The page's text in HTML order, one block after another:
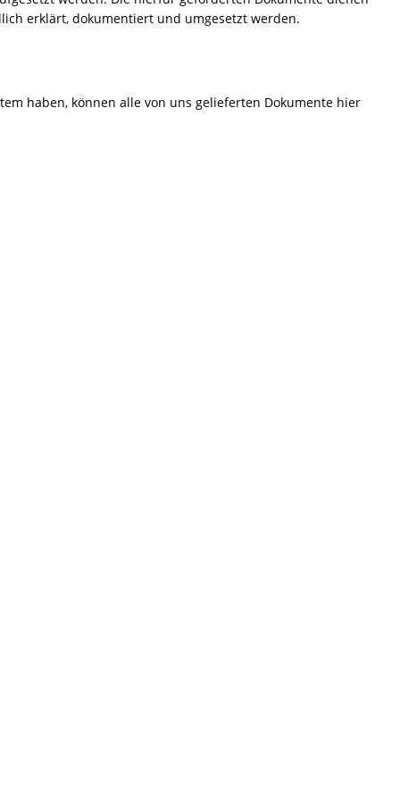
erklärt, dokumentiert und umgesetzt werden.
haben, können alle von uns gelieferten Dokumente hier